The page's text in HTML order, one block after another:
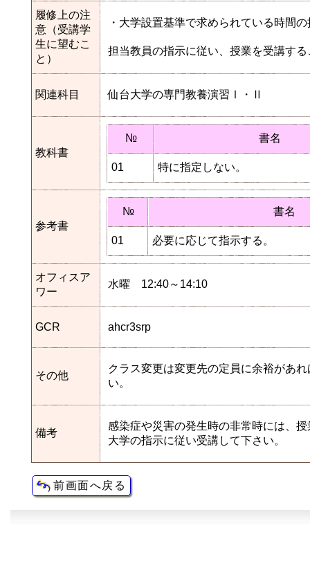
履修上の注
意（受講学
生に望むこ
と）
・大学設置基準で求められている時間
担当教員の指示に従い、授業を受講する
関連科目 仙台大学の専門教養演習Ⅰ・Ⅱ
教科書
№ 書名
01 特に指定しない。
参考書
№ 書名
01 必要に応じて指示する。
オフィスア
ワー
水曜 12:40～14:10
GCR ahcr3srp
その他
クラス変更は変更先の定員に余裕があ
い。
備考
感染症や災害の発生時の非常時には、
大学の指示に従い受講して下さい。